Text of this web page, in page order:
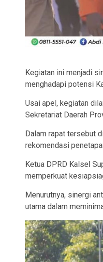
Kegiatan ini menjadi
menghadapi potensi
Usai apel, kegiatan
Sekretariat Daerah
Dalam rapat tersebut
rekomendasi
Ketua DPRD Kalsel
memperkuat
Menurutnya, sinergi
utama dalam